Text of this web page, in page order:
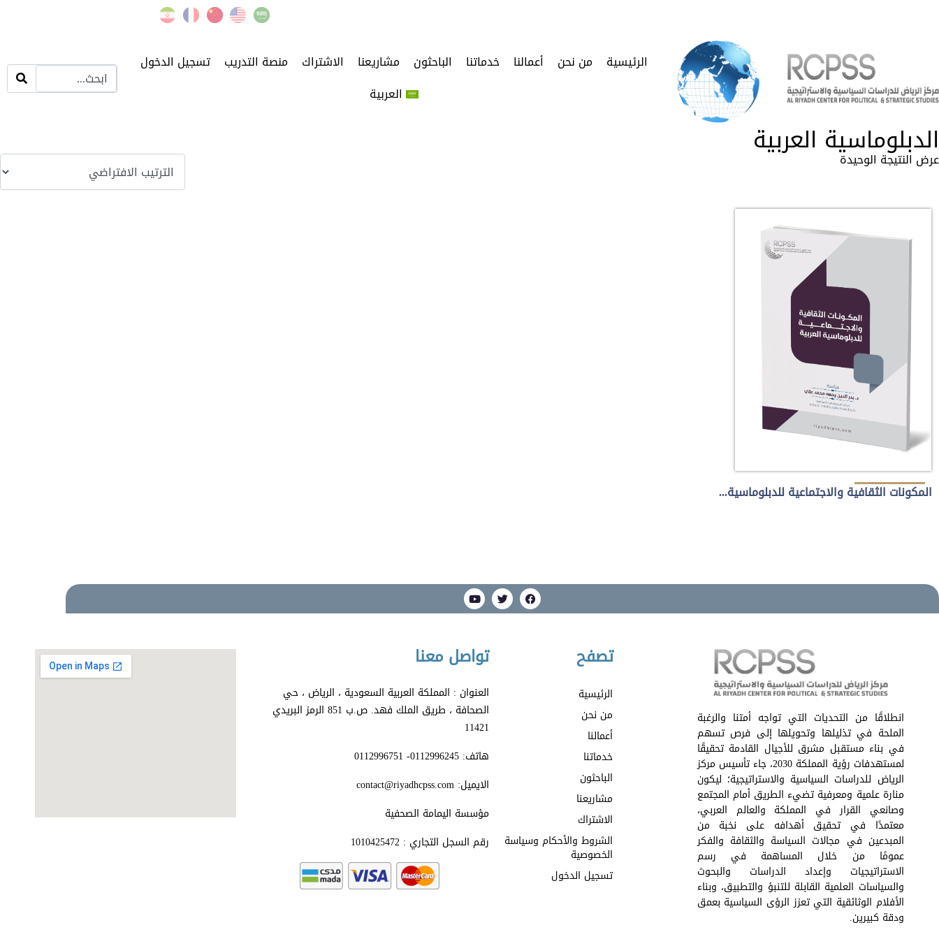
الرئيسية من نحن أعمالنا خدماتنا الباحثون مشاريعنا الاشتراك منصة التدريب
تسجيل الدخول
العربية
الدبلوماسية العربية
عرض النتيجة الوحيدة
المكونات الثقافية والاجتماعية للدبلوماسية العربية
انطلاقًا من التحديات التي تواجه أمتنا والرغبة
الملحة في تذليلها وتحويلها إلى فرص تسهم
في بناء مستقبل مشرق للأجيال القادمة تحقيقًا
لمستهدفات رؤية المملكة 2030، جاء تأسيس مركز
الرياض للدراسات السياسية والاستراتيجية؛ ليكون
منارة علمية ومعرفية تضيء الطريق أمام المجتمع
وصانعي القرار في المملكة والعالم العربي،
معتمدًا في تحقيق أهدافه على نخبة من
المبدعين في مجالات السياسة والثقافة والفكر
عمومًا من خلال المساهمة في رسم
الاستراتيجيات وإعداد الدراسات والبحوث
والسياسات العلمية القابلة للتنبؤ والتطبيق، وبناء
الأفلام الوثائقية التي تعزز الرؤى السياسية بعمق
ودقة كبيرين.
تصفح
الرئيسية
من نحن
أعمالنا
خدماتنا
الباحثون
مشاريعنا
الاشتراك
الشروط والأحكام وسياسة
الخصوصية
تسجيل الدخول
تواصل معنا
العنوان : المملكة العربية السعودية ، الرياض ، حي
الصحافة ، طريق الملك فهد. ص.ب 851 الرمز البريدي
11421
هاتف: 0112996245- 0112996751
الايميل: contact@riyadhcpss.com
مؤسسة اليمامة الصحفية
رقم السجل التجاري : 1010425472